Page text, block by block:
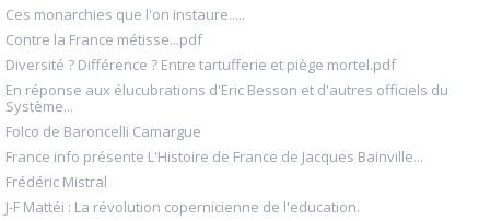
Ces monarchies que l'on instaure.....
Contre la France métisse...pdf
Diversité ? Différence ? Entre tartufferie et piège mortel.pdf
En réponse aux élucubrations d'Eric Besson et d'autres officiels du
Système...
Folco de Baroncelli Camargue
France info présente L'Histoire de France de Jacques Bainville...
Frédéric Mistral
J-F Mattéi : La révolution copernicienne de l'education.